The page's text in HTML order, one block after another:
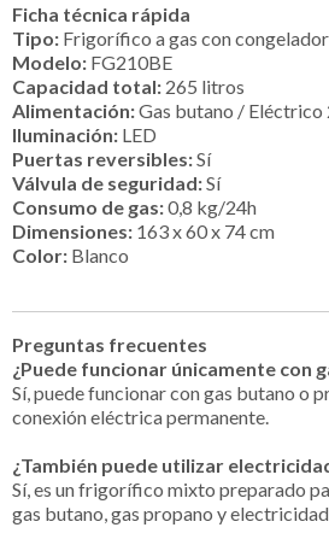
Ficha técnica rápida
Tipo: Frigorífico a gas con congelador
Modelo: FG210BE
Capacidad total: 265 litros
Alimentación:Gas butano / Eléctrico
Iluminación: LED
Puertas reversibles:Sí
Válvula de seguridad:Sí
Consumo de gas:0,8 kg/24h
Dimensiones: 163 x 60 x 74 cm
Color: Blanco
Preguntas frecuentes
¿Puede funcionar únicamente con
Sí, puede funcionar con gas butano o
conexión eléctrica permanente.
¿También puede utilizar
Sí, es un frigorífico mixto preparado
gas butano, gas propano y